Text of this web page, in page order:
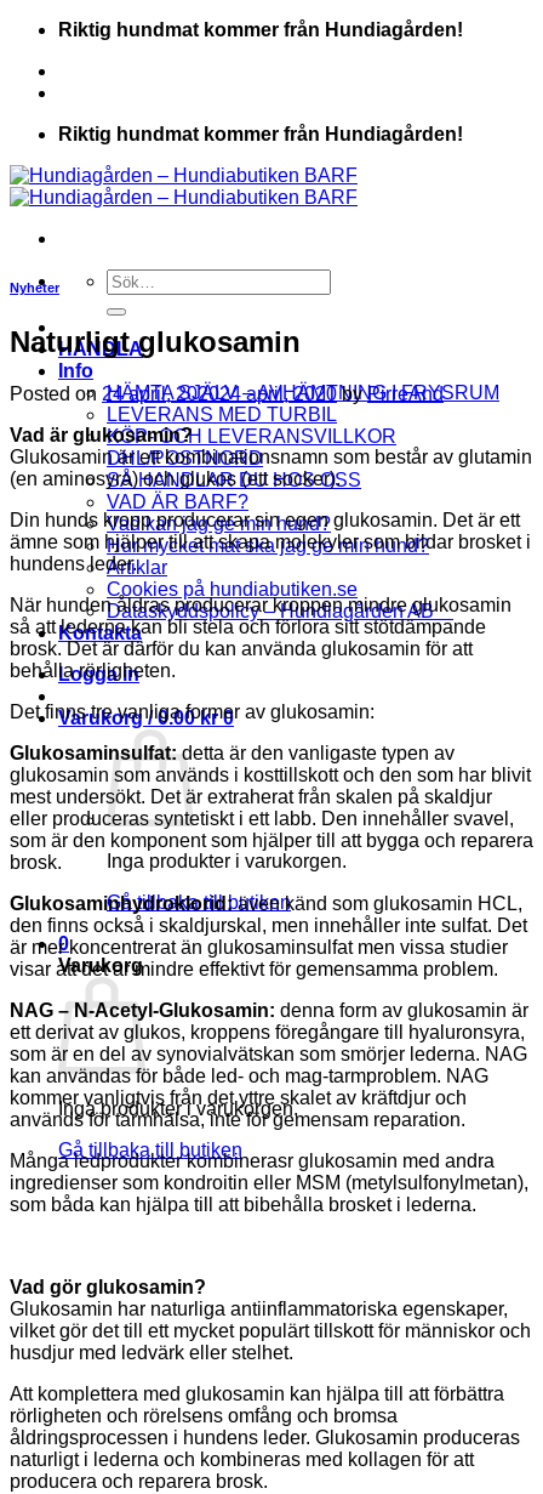
Skip
content
Riktig hundmat kommer från Hundiagården!
Riktig hundmat kommer från Hundiagården!
Sök
efter:
HANDLA
Info
HÄMTA SJÄLV – AVHÄMTNING I FRYSRUM
LEVERANS MED TURBIL
KÖP- OCH LEVERANSVILLKOR
DHL/POSTNORD
SÅ HANDLAR DU HOS OSS
VAD ÄR BARF?
Vad kan jag ge min hund?
Hur mycket mat ska jag ge min hund?
Artiklar
Cookies på hundiabutiken.se
Dataskyddspolicy – Hundiagården AB
Kontakta
Logga in
Varukorg /0.00kr 0
Inga produkter i varukorgen.
Gå tillbaka till butiken
0
Varukorg
Inga produkter i varukorgen.
Gå tillbaka till butiken
Nyheter
Naturligt glukosamin
Posted on 24 april, 202024 april, 2020 byPirreAnd
Vad är glukosamin?
Glukosamin är ett kombinationsnamn som består av glutamin
(en aminosyra) och glukos (ett socker).
Din hunds kropp producerar sin egen glukosamin. Det är ett
ämne som hjälper till att skapa molekyler som bildar brosket i
hundens leder.
När hunden åldras producerar kroppen mindre glukosamin
så att lederna kan bli stela och förlora sitt stötdämpande
brosk. Det är därför du kan använda glukosamin för att
behålla rörligheten.
Det finns tre vanliga former av glukosamin:
Glukosaminsulfat:detta är den vanligaste typen av
glukosamin som används i kosttillskott och den som har blivit
mest undersökt. Det är extraherat från skalen på skaldjur
eller produceras syntetiskt i ett labb. Den innehåller svavel,
som är den komponent som hjälper till att bygga och reparera
brosk.
Glukosaminhydroklorid:även känd som glukosamin HCL,
den finns också i skaldjurskal, men innehåller inte sulfat. Det
är mer koncentrerat än glukosaminsulfat men vissa studier
visar att det är mindre effektivt för gemensamma problem.
NAG – N-Acetyl-Glukosamin: denna form av glukosamin är
ett derivat av glukos, kroppens föregångare till hyaluronsyra,
som är en del av synovialvätskan som smörjer lederna. NAG
kan användas för både led- och mag-tarmproblem. NAG
kommer vanligtvis från det yttre skalet av kräftdjur och
används för tarmhälsa, inte för gemensam reparation.
Många ledprodukter kombinerasr glukosamin med andra
ingredienser som kondroitin eller MSM (metylsulfonylmetan),
som båda kan hjälpa till att bibehålla brosket i lederna.
Vad gör glukosamin?
Glukosamin har naturliga antiinflammatoriska egenskaper,
vilket gör det till ett mycket populärt tillskott för människor och
husdjur med ledvärk eller stelhet.
Att komplettera med glukosamin kan hjälpa till att förbättra
rörligheten och rörelsens omfång och bromsa
åldringsprocessen i hundens leder. Glukosamin produceras
naturligt i lederna och kombineras med kollagen för att
producera och reparera brosk.